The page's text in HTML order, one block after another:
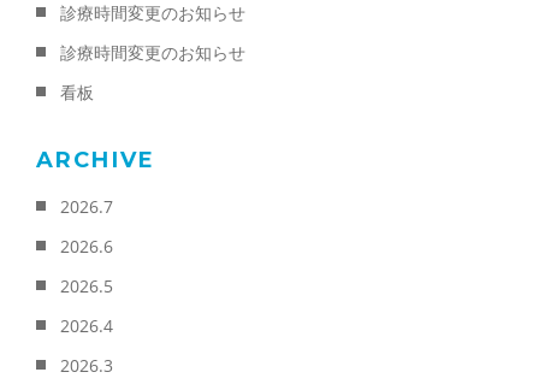
診療時間変更のお知らせ
診療時間変更のお知らせ
看板
ARCHIVE
2026.7
2026.6
2026.5
2026.4
2026.3